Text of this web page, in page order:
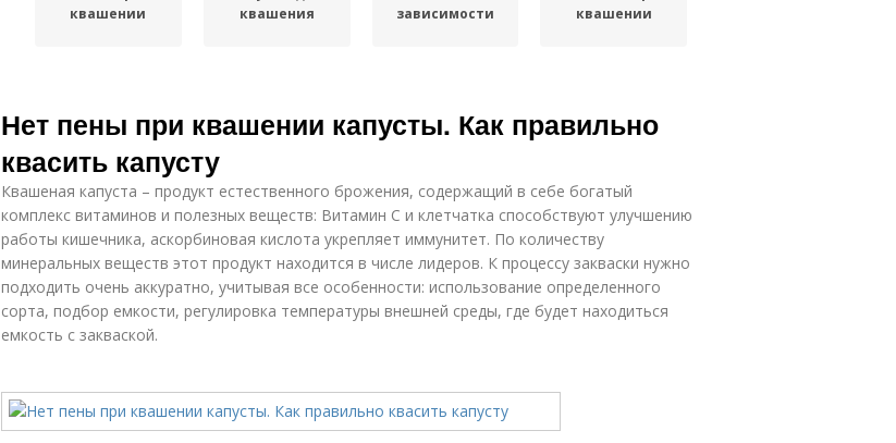
квашении
квашения
зависимости
квашении
Нет пены при квашении капусты. Как правильно
квасить капусту
Квашеная капуста – продукт естественного брожения, содержащий в себе богатый
комплекс витаминов и полезных веществ: Витамин С и клетчатка способствуют улучшению
работы кишечника, аскорбиновая кислота укрепляет иммунитет. По количеству
минеральных веществ этот продукт находится в числе лидеров. К процессу закваски нужно
подходить очень аккуратно, учитывая все особенности: использование определенного
сорта, подбор емкости, регулировка температуры внешней среды, где будет находиться
емкость с закваской.